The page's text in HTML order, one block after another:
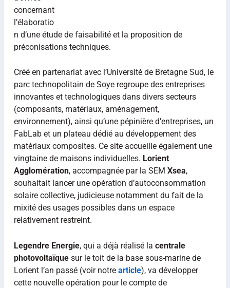
concernant
l’élaboratio
n d’une étude de faisabilité et la proposition de
préconisations techniques.
Créé en partenariat avec l’Université de Bretagne Sud, le
parc technopolitain de Soye regroupe des entreprises
innovantes et technologiques dans divers secteurs
(composants, matériaux, aménagement,
environnement), ainsi qu’une pépinière d’entreprises, un
FabLab et un plateau dédié au développement des
matériaux composites. Ce site accueille également une
vingtaine de maisons individuelles. Lorient
Agglomération, accompagnée par la SEM Xsea,
souhaitait lancer une opération d’autoconsommation
solaire collective, judicieuse notamment du fait de la
mixité des usages possibles dans un espace
relativement restreint.
Legendre Energie, qui a déjà réalisé la centrale
photovoltaïquesur le toit de la base sous-marine de
Lorient l’an passé (voir notre article), va développer
cette nouvelle opération pour le compte de